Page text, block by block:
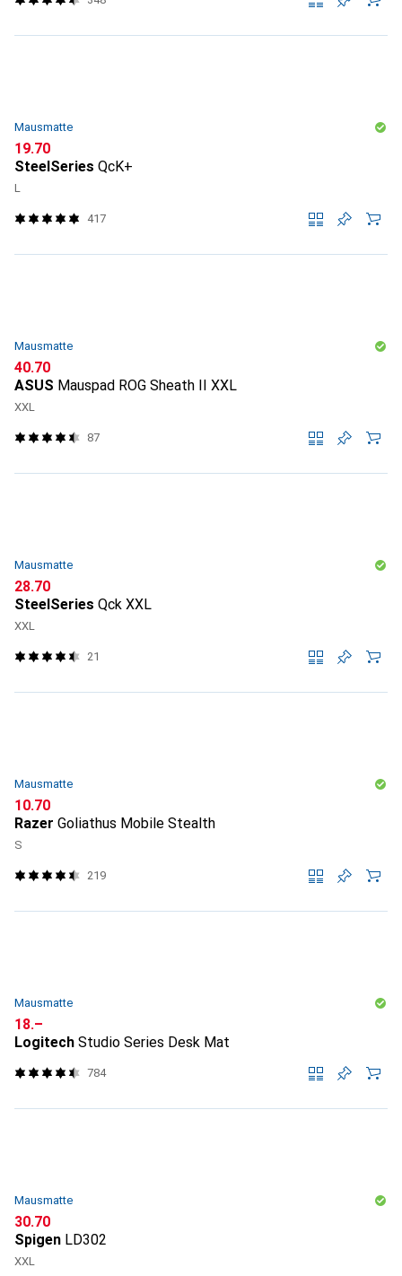
Mausmatte
CHF
19.70
SteelSeries QcK+
L
417
Mausmatte
CHF
40.70
ASUS Mauspad ROG Sheath II XXL
XXL
87
Mausmatte
CHF
28.70
SteelSeries Qck XXL
XXL
21
Mausmatte
CHF
10.70
Razer Goliathus Mobile Stealth
S
219
Mausmatte
CHF
18.–
Logitech Studio Series Desk Mat
784
Mausmatte
CHF
30.70
Spigen LD302
XXL